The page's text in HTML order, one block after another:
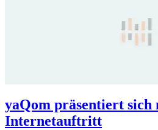
yaQom präsentiert sich
Internetauftritt